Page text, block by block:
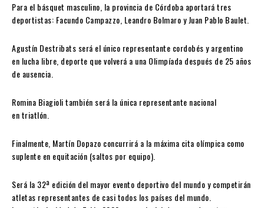
Para el básquet masculino, la provincia de Córdoba aportará tres
deportistas: Facundo Campazzo, Leandro Bolmaro y Juan Pablo Baulet.
Agustín Destribats será el único representante cordobés y argentino
en lucha libre, deporte que volverá a una Olimpíada después de 25 años
de ausencia.
Romina Biagioli también será la única representante nacional
en triatlón.
Finalmente, Martín Dopazo concurrirá a la máxima cita olímpica como
suplente en equitación (saltos por equipo).
Será la 32ª edición del mayor evento deportivo del mundo y competirán
atletas representantes de casi todos los países del mundo.